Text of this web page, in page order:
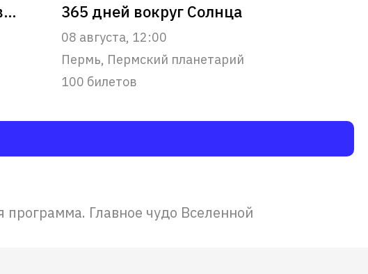
Полнокупольная программа. Главное чудо Вселенной 365 дней вокруг Солнца
08 августа, 12:00
Пермь, Пермский планетарий
100 билетов
программа. Главное чудо Вселенной